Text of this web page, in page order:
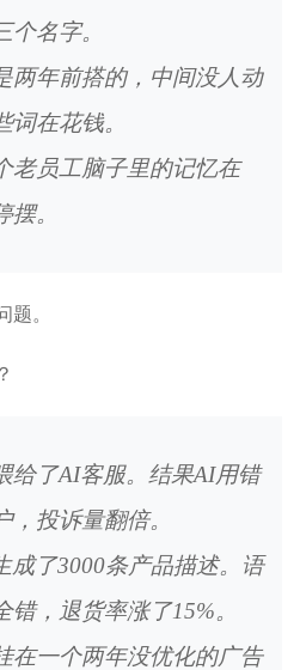
个名字。
两年前搭的，中间没人动
词在花钱。
老员工脑子里的记忆在
。
题。
给了AI客服。结果AI用错
，投诉量翻倍。
成了3000条产品描述。语
错，退货率涨了15%。
在一个两年没优化的广告